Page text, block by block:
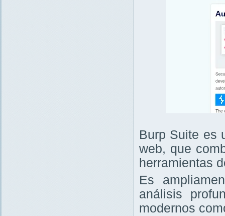
Burp Suite es
web, que
herramientas
Es
análisis
modernos